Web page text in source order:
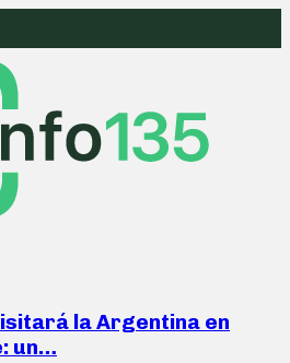
la Argentina en
un…